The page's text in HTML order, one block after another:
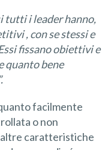
tutti i leader hanno,
,con se stessi e
fissano obiettivi e
quanto bene
facilmente
o non
caratteristiche